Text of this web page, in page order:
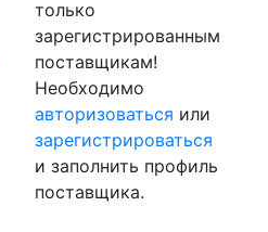
только
зарегистрированным
поставщикам!
Необходимо
авторизоваться или
зарегистрироваться
и заполнить профиль
поставщика.